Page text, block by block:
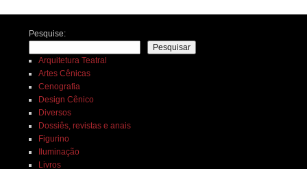
Pesquise:
Pesquisar
Arquitetura Teatral
Artes Cênicas
Cenografia
Design Cênico
Diversos
Dossiês, revistas e anais
Figurino
Iluminação
Livros